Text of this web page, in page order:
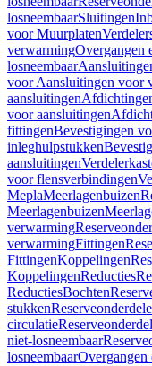
losneembaarSluitingen
voor Muurplaten
verwarmingOvergangen
losneembaar
voor Aansluitingen voor
aansluitingen
voor aansluitingen
fittingenBevestigingen
inleghulpstukken
aansluitingen
voor flensverbindingen
MeplaMeerlagenbuizen
Meerlagenbuizen
verwarming
verwarmingFittingen
FittingenKoppelingen
KoppelingenReducties
ReductiesBochten
stukken
circulatie
niet-losneembaar
losneembaarOvergangen